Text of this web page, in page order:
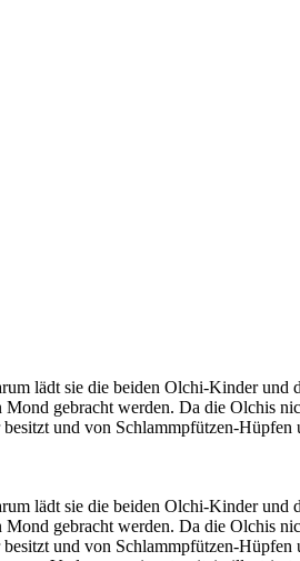
lädt sie die beiden Olchi-Kinder
gebracht werden. Da die Olchis
und von Schlammpfützen-
lädt sie die beiden Olchi-Kinder
gebracht werden. Da die Olchis
und von Schlammpfützen-